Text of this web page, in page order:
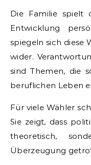
Die Familie spielt
Entwicklung
spiegeln sich diese
wider.
sind Themen, die
beruflichen Leben
Für viele Wähler
Sie zeigt, dass
theoretisch,
Überzeugung